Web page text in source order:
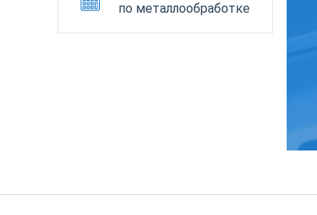
по металлообработке